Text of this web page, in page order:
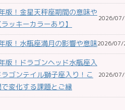
版！金星天秤座期間の意味や
ッキーカラーあり】
2026/07/
版！水瓶座満月の影響や意味2026/07/
版！ドラゴンヘッド水瓶座入
ラゴンテイル獅子座入り！こ
変化する課題とご縁
2026/07/